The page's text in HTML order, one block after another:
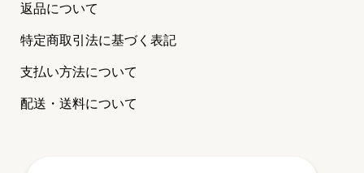
返品について
特定商取引法に基づく表記
支払い方法について
配送・送料について